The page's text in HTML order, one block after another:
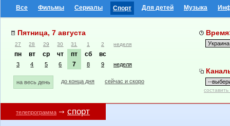
Все Фильмы Сериалы Спорт Для детей Музыка
Пятница, 7 августа
27 28 29 30 31 1 2 неделя
пн вт ср чт пт сб вс
3 4 5 6 7 8 9 неделя
на весь день до конца дня сейчас и скоро
телепрограмма спорт